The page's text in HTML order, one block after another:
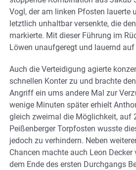
Vogl, der am linken Pfosten lauerte
letztlich unhaltbar versenkte, die
markierte. Mit dieser Führung im
Löwen unaufgeregt und lauernd auf
Auch die Verteidigung agierte
schnellen Konter zu und brachte
Angriff ein ums andere Mal zur
wenige Minuten später erhielt
gleich zweimal die Möglichkeit, auf
Peißenberger Torpfosten wusste
jedoch zu verhindern. Neben
Chancen machte auch Leon
dem Ende des ersten Durchgangs